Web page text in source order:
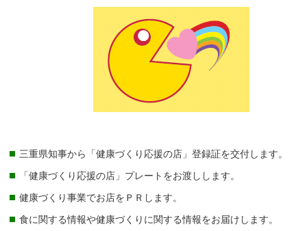
三重県知事から「健康づくり応援の店」登録証を交付します。
「健康づくり応援の店」プレートをお渡しします。
健康づくり事業でお店をＰＲします。
食に関する情報や健康づくりに関する情報をお届けします。